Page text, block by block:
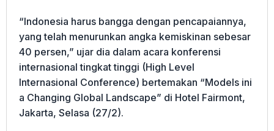
“Indonesia harus bangga dengan pencapaiannya,
yang telah menurunkan angka kemiskinan sebesar
40 persen,” ujar dia dalam acara konferensi
internasional tingkat tinggi (High Level
Internasional Conference) bertemakan “Models ini
a Changing Global Landscape” di Hotel Fairmont,
Jakarta, Selasa (27/2).